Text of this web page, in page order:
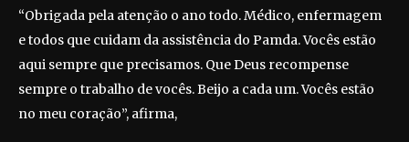
“Obrigada pela atenção o ano todo. Médico, enfermagem
e todos que cuidam da assistência do Pamda. Vocês estão
aqui sempre que precisamos. Que Deus recompense
sempre o trabalho de vocês. Beijo a cada um. Vocês estão
no meu coração”, afirma,